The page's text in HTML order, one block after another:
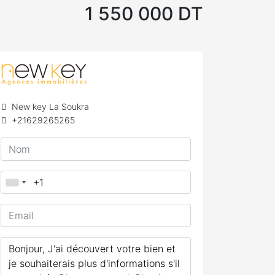
1 550 000 DT
New key La Soukra
+21629265265